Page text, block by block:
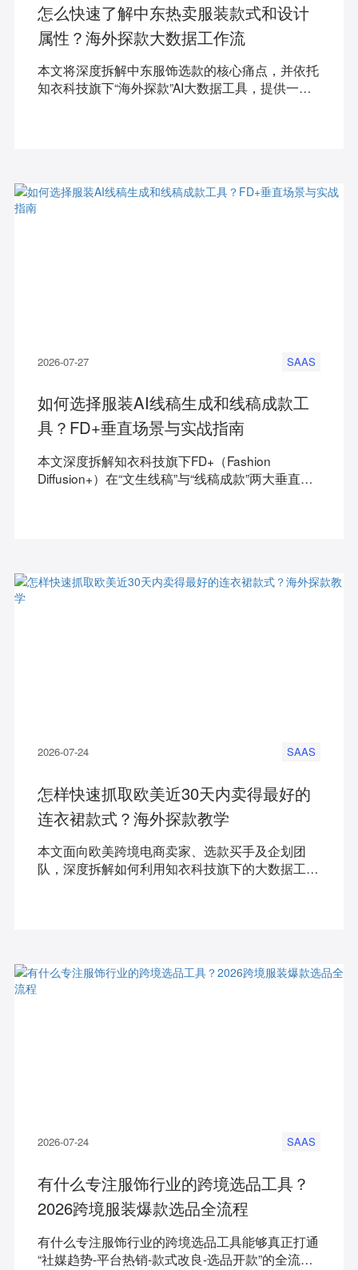
怎么快速了解中东热卖服装款式和设计
属性？海外探款大数据工作流
本文将深度拆解中东服饰选款的核心痛点，并依托
知衣科技旗下“海外探款”AI大数据工具，提供一套
2026-07-27 SAAS
如何选择服装AI线稿生成和线稿成款工
具？FD+垂直场景与实战指南
本文深度拆解知衣科技旗下FD+（Fashion
Diffusion+）在“文生线稿”与“线稿成款”两大垂直场
2026-07-24 SAAS
怎样快速抓取欧美近30天内卖得最好的
连衣裙款式？海外探款教学
本文面向欧美跨境电商卖家、选款买手及企划团
队，深度拆解如何利用知衣科技旗下的大数据工具
2026-07-24 SAAS
有什么专注服饰行业的跨境选品工具？
2026跨境服装爆款选品全流程
有什么专注服饰行业的跨境选品工具能够真正打通
“社媒趋势-平台热销-款式改良-选品开款”的全流